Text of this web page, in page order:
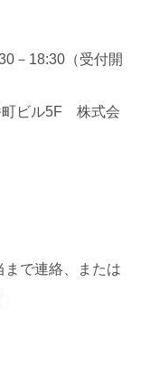
－18:30（受付開
町ビル5F 株式会
で連絡、または